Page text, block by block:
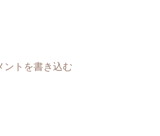
ントを書き込む